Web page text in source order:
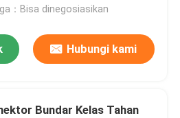
：Bisa dinegosiasikan
Hubungi kami
Bundar Kelas Tahan